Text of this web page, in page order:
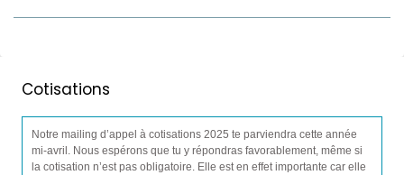
Cotisations
Notre mailing d’appel à cotisations 2025 te parviendra cette année
mi-avril. Nous espérons que tu y répondras favorablement, même si
la cotisation n’est pas obligatoire. Elle est en effet importante car elle